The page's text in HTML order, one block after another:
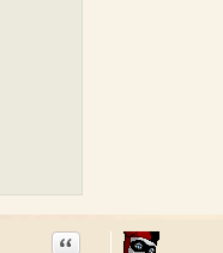
Citation